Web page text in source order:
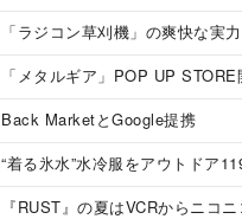
「ラジコン草刈機」の爽快な実
「メタルギア」POP UP STORE
Back MarketとGoogle提携
“着る氷水”水冷服をアウトドア
『RUST』の夏はVCRからニコ